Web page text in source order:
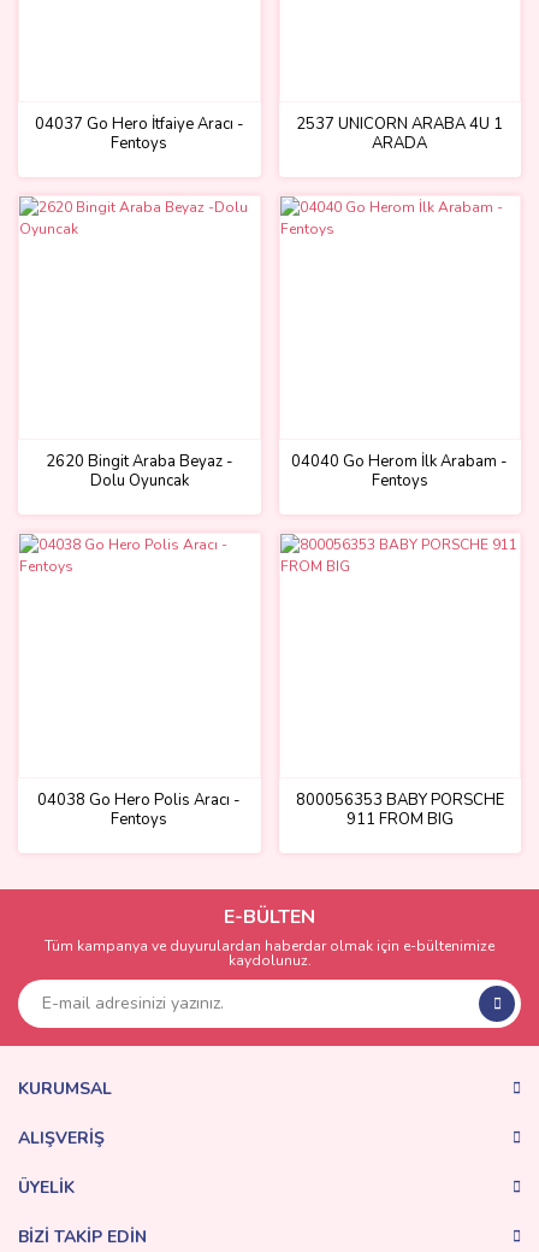
04037 Go Hero İtfaiye Aracı -
Fentoys
2537 UNICORN ARABA 4Ü 1
ARADA
2620 Bingit Araba Beyaz -
Dolu Oyuncak
04040 Go Herom İlk Arabam -
Fentoys
04038 Go Hero Polis Aracı -
Fentoys
800056353 BABY PORSCHE
911 FROM BIG
E-BÜLTEN
Tüm kampanya ve duyurulardan haberdar olmak için e-bültenimize
kaydolunuz.
KURUMSAL
ALIŞVERİŞ
ÜYELİK
BİZİ TAKİP EDİN